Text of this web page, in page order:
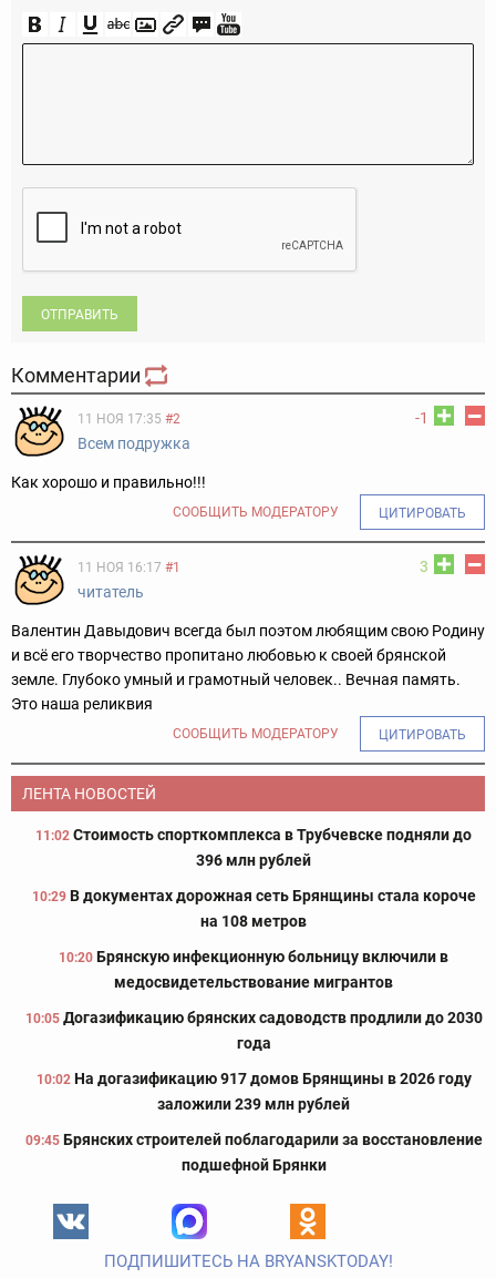
ОТПРАВИТЬ
Комментарии
-1
11 НОЯ 17:35 #2
Всем подружка
Как хорошо и правильно!!!
СООБЩИТЬ МОДЕРАТОРУ ЦИТИРОВАТЬ
3
11 НОЯ 16:17 #1
читатель
Валентин Давыдович всегда был поэтом любящим свою Родину
и всё его творчество пропитано любовью к своей брянской
земле. Глубоко умный и грамотный человек.. Вечная память.
Это наша реликвия
СООБЩИТЬ МОДЕРАТОРУ ЦИТИРОВАТЬ
ЛЕНТА НОВОСТЕЙ
11:02 Стоимость спорткомплекса в Трубчевске подняли до
396 млн рублей
10:29 В документах дорожная сеть Брянщины стала короче
на 108 метров
10:20 Брянскую инфекционную больницу включили в
медосвидетельствование мигрантов
10:05 Догазификацию брянских садоводств продлили до 2030
года
10:02 На догазификацию 917 домов Брянщины в 2026 году
заложили 239 млн рублей
09:45 Брянских строителей поблагодарили за восстановление
подшефной Брянки
ПОДПИШИТЕСЬ НА BRYANSKTODAY!